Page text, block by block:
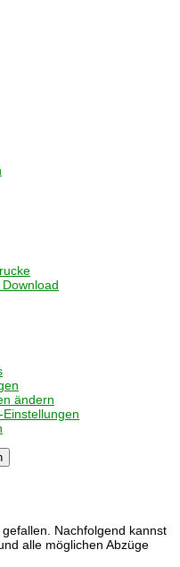
ändern
Nachfolgend kannst
alle möglichen Abzüge